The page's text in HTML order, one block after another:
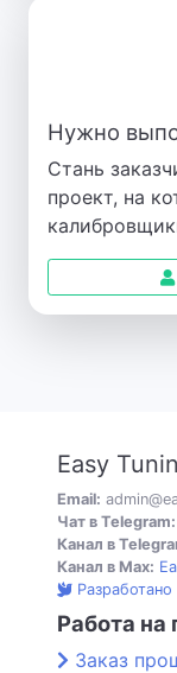
Нужно
Стань
проект, на
Easy
Email:
Чат в Telegram:
Канал в
Канал в Max:
Работа
Заказ